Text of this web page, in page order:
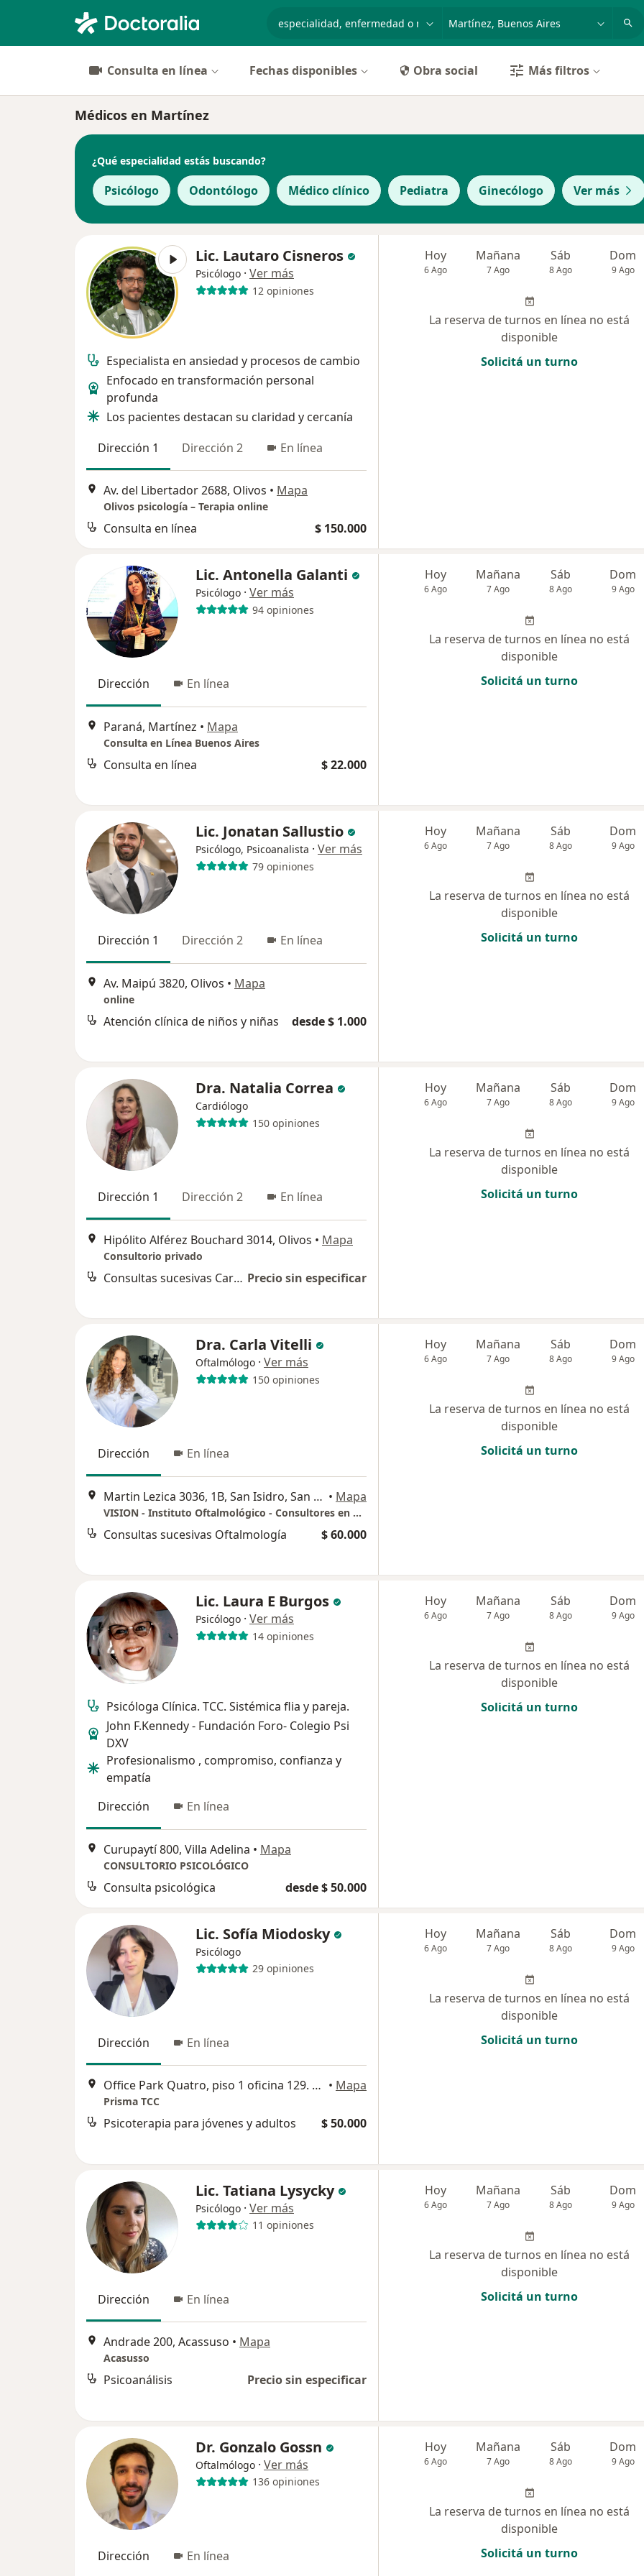
p. ej. Buenos Aires
Consulta en línea Fechas disponibles Obra social Más filtros
Médicos en Martínez
¿Qué especialidad estás buscando?
Psicólogo Odontólogo Médico clínico Pediatra Ginecólogo Ver más
Lic. Lautaro Cisneros
Psicólogo · Ver más
12 opiniones
Especialista en ansiedad y procesos de cambio
Enfocado en transformación personal
profunda
Los pacientes destacan su claridad y cercanía
Dirección 1
Dirección 2 En línea
Av. del Libertador 2688, Olivos • Mapa
Olivos psicología – Terapia online
Consulta en línea $ 150.000
Hoy
6 Ago
Mañana
7 Ago
Sáb
8 Ago
Dom
9 Ago
La reserva de turnos en línea no está
disponible
Solicitá un turno
Lic. Antonella Galanti
Psicólogo · Ver más
94 opiniones
Dirección En línea
Paraná, Martínez • Mapa
Consulta en Línea Buenos Aires
Consulta en línea $ 22.000
Hoy
6 Ago
Mañana
7 Ago
Sáb
8 Ago
Dom
9 Ago
La reserva de turnos en línea no está
disponible
Solicitá un turno
Lic. Jonatan Sallustio
Psicólogo, Psicoanalista · Ver más
79 opiniones
Dirección 1 Dirección 2 En línea
Av. Maipú 3820, Olivos • Mapa
online
Atención clínica de niños y niñas desde $ 1.000
Hoy
6 Ago
Mañana
7 Ago
Sáb
8 Ago
Dom
9 Ago
La reserva de turnos en línea no está
disponible
Solicitá un turno
Dra. Natalia Correa
Cardiólogo
150 opiniones
Dirección 1 Dirección 2 En línea
Hipólito Alférez Bouchard 3014, Olivos • Mapa
Consultorio privado
Consultas sucesivas Cardiología Precio sin especificar
Hoy
6 Ago
Mañana
7 Ago
Sáb
8 Ago
Dom
9 Ago
La reserva de turnos en línea no está
disponible
Solicitá un turno
Dra. Carla Vitelli
Oftalmólogo · Ver más
150 opiniones
Dirección En línea
Martin Lezica 3036, 1B, San Isidro, San Isidro • Mapa
VISION - Instituto Oftalmológico - Consultores en Córnea Catarata y Refractiva
Consultas sucesivas Oftalmología $ 60.000
Hoy
6 Ago
Mañana
7 Ago
Sáb
8 Ago
Dom
9 Ago
La reserva de turnos en línea no está
disponible
Solicitá un turno
Lic. Laura E Burgos
Psicólogo · Ver más
14 opiniones
Psicóloga Clínica. TCC. Sistémica flia y pareja.
John F.Kennedy - Fundación Foro- Colegio Psi
DXV
Profesionalismo , compromiso, confianza y
empatía
Dirección
En línea
Curupaytí 800, Villa Adelina • Mapa
CONSULTORIO PSICOLÓGICO
Consulta psicológica desde $ 50.000
Hoy
6 Ago
Mañana
7 Ago
Sáb
8 Ago
Dom
9 Ago
La reserva de turnos en línea no está
disponible
Solicitá un turno
Lic. Sofía Miodosky
Psicólogo
29 opiniones
Dirección En línea
Office Park Quatro, piso 1 oficina 129. AU Panamericana, KM 42,5, Pilar • Mapa
Prisma TCC
Psicoterapia para jóvenes y adultos $ 50.000
Hoy
6 Ago
Mañana
7 Ago
Sáb
8 Ago
Dom
9 Ago
La reserva de turnos en línea no está
disponible
Solicitá un turno
Lic. Tatiana Lysycky
Psicólogo · Ver más
11 opiniones
Dirección En línea
Andrade 200, Acassuso • Mapa
Acasusso
Psicoanálisis Precio sin especificar
Hoy
6 Ago
Mañana
7 Ago
Sáb
8 Ago
Dom
9 Ago
La reserva de turnos en línea no está
disponible
Solicitá un turno
Dr. Gonzalo Gossn
Oftalmólogo · Ver más
136 opiniones
Dirección En línea
Hoy
6 Ago
Mañana
7 Ago
Sáb
8 Ago
Dom
9 Ago
La reserva de turnos en línea no está
disponible
Solicitá un turno